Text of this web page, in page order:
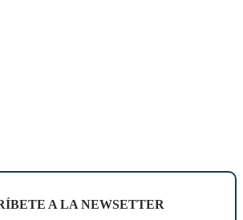
A LA NEWSETTER